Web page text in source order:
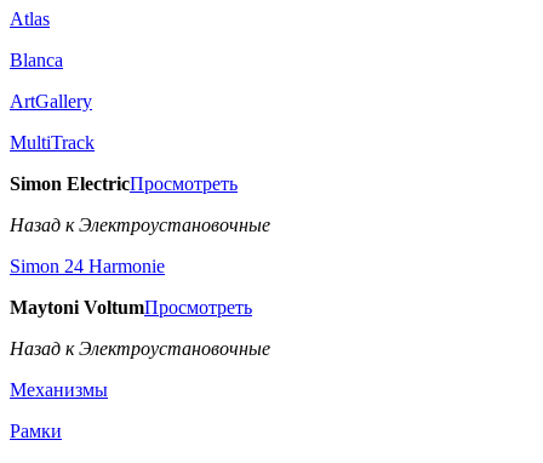
Atlas
Blanca
ArtGallery
MultiTrack
Simon ElectricПросмотреть
Назад к Электроустановочные
Simon 24 Harmonie
Maytoni VoltumПросмотреть
Назад к Электроустановочные
Механизмы
Рамки